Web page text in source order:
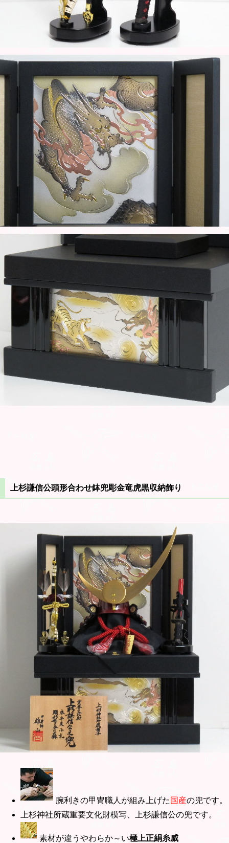
上杉謙信公頭形合わせ鉢兜彫金竜虎黒収納飾り
腕利きの甲冑職人が組み上げた 国産の兜です。
上杉神社所蔵重要文化財模写、上杉謙信公の兜です。
素材が違うやわらか～い極上正絹糸威